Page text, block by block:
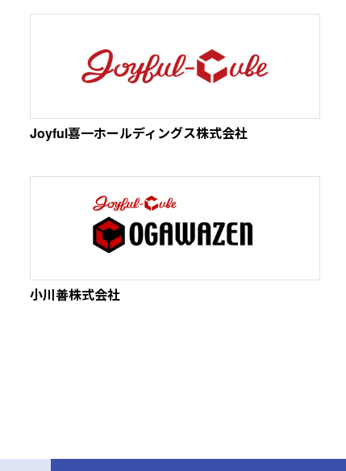
Joyful喜一ホールディングス株式会社
小川善株式会社